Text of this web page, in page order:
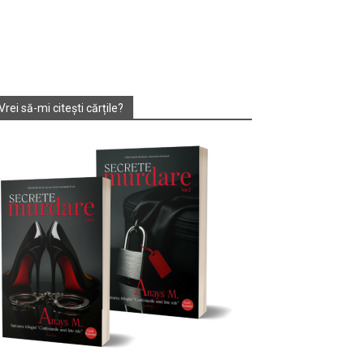
să-mi citești cărțile?